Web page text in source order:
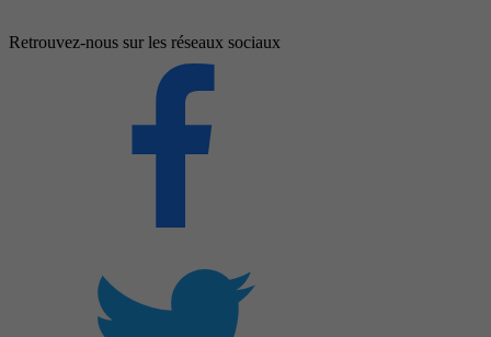
Retrouvez-nous sur les réseaux sociaux